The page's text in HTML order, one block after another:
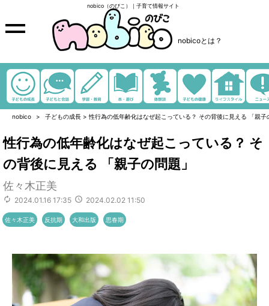
nobico（のびこ）｜子育て情報サイト
nobicoとは？
nobico 子どもの成長 > 性行為の低年齢化はなぜ起こっている？ その背後に見える 「親子
性行為の低年齢化はなぜ起こっている？ そ
の背後に見える 「親子の問題」
佐々木正美
2024.01.16 17:35 2024.02.02 11:50
佐々木正美 反抗期 大和出版 思春期